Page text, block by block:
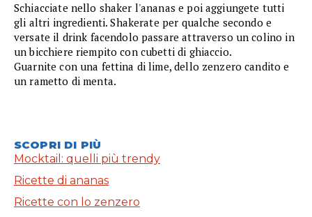
Schiacciate nello shaker l'ananas e poi aggiungete tutti
gli altri ingredienti. Shakerate per qualche secondo e
versate il drink facendolo passare attraverso un colino in
un bicchiere riempito con cubetti di ghiaccio.
Guarnite con una fettina di lime, dello zenzero candito e
un rametto di menta.
SCOPRI DI PIÙ
Mocktail: quelli più trendy
Ricette di ananas
Ricette con lo zenzero